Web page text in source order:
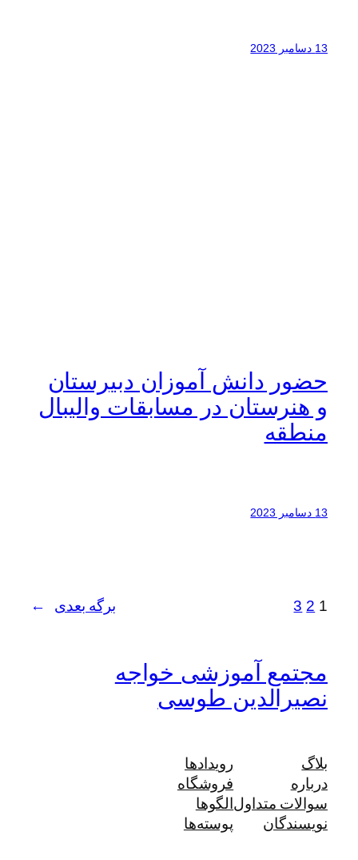
13 دسامبر 2023
حضور دانش آموزان دبیرستان
و هنرستان در مسابقات والیبال
منطقه
13 دسامبر 2023
1
2
3 برگه بعدی →
مجتمع آموزشی خواجه
نصیرالدین طوسی
بلاگ
درباره
سوالات متداول
نویسندگان
رویدادها
فروشگاه
الگوها
پوسته‌ها